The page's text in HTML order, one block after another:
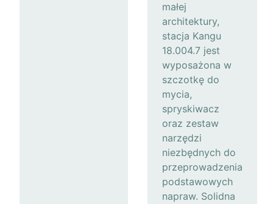
małej
architektury,
stacja Kangu
18.004.7 jest
wyposażona w
szczotkę do
mycia,
spryskiwacz
oraz zestaw
narzędzi
niezbędnych do
przeprowadzenia
podstawowych
napraw. Solidna